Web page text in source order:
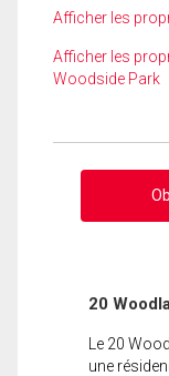
Afficher les
Afficher les
Woodside Park
20
Le 20
une